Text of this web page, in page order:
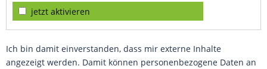
jetzt aktivieren
Ich bin damit einverstanden, dass mir externe Inhalte
angezeigt werden. Damit können personenbezogene Daten an